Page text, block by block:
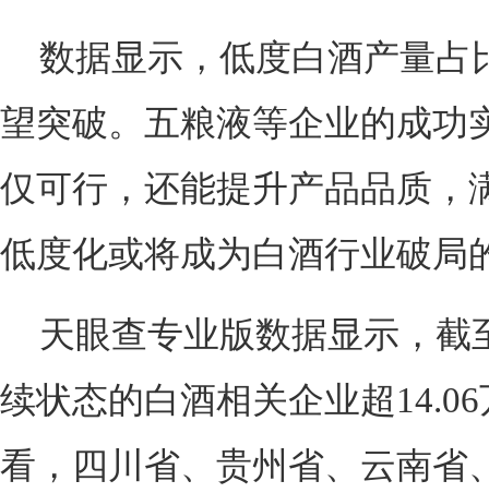
数据显示，低度白酒产量占
望突破。五粮液等企业的成功
仅可行，还能提升产品品质，
低度化或将成为白酒行业破局
天眼查专业版数据显示，
续状态的白酒相关企业超
看，四川省、贵州省、云南省